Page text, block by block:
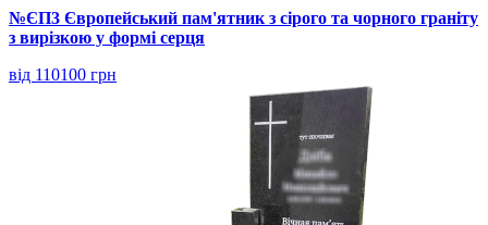
№ЄП3 Європейський пам'ятник з сірого та чорного граніту
з вирізкою у формі серця
від 110100 грн